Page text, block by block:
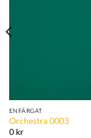
ENFÄRGAT
Orchestra 0003
0 kr